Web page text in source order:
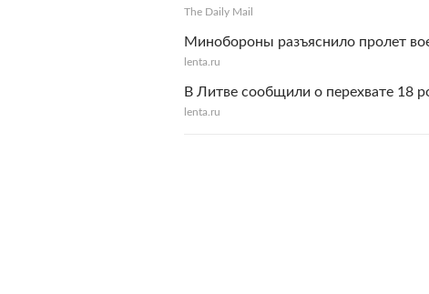
The Daily Mail
Минобороны разъяснило пролет
lenta.ru
В Литве сообщили о перехвате 18
lenta.ru